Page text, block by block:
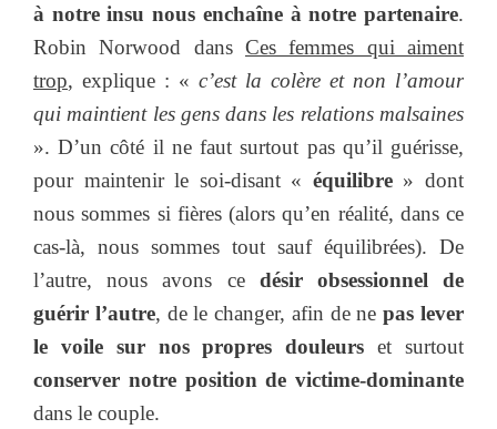
à notre insu nous enchaîne à notre partenaire.
Robin Norwood dans Ces femmes qui aiment
trop, explique : « c’est la colère et non l’amour
qui maintient les gens dans les relations malsaines
». D’un côté il ne faut surtout pas qu’il guérisse,
pour maintenir le soi-disant « équilibre» dont
nous sommes si fières (alors qu’en réalité, dans ce
cas-là, nous sommes tout sauf équilibrées). De
l’autre, nous avons ce désir obsessionnel de
guérir l’autre, de le changer, afin de nepas lever
le voile sur nos propres douleurs et surtout
conserver notre position de victime-dominante
dans le couple.